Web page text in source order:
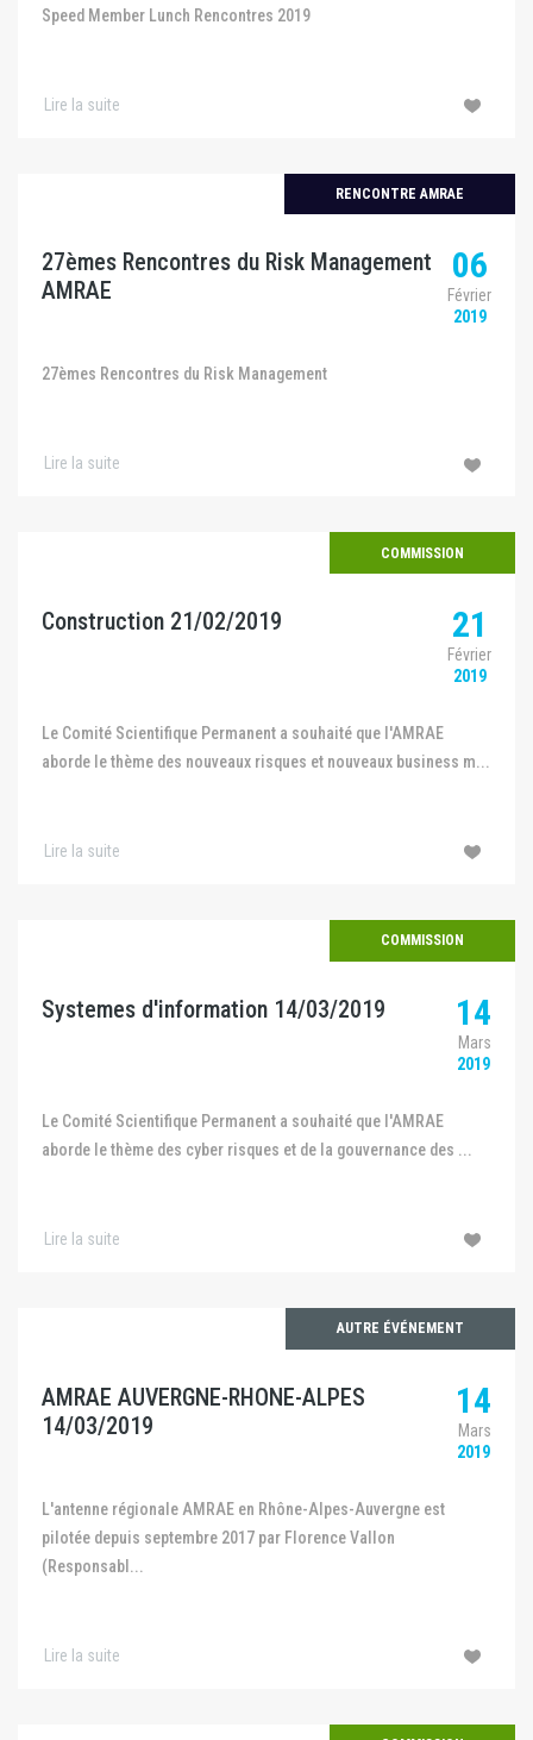
Speed Member Lunch Rencontres 2019
Lire la suite
RENCONTRE AMRAE
27èmes Rencontres du Risk Management
AMRAE
06
Février
2019
27èmes Rencontres du Risk Management
Lire la suite
COMMISSION
Construction 21/02/2019 21
Février
2019
Le Comité Scientifique Permanent a souhaité que l'AMRAE
aborde le thème des nouveaux risques et nouveaux business m...
Lire la suite
COMMISSION
Systemes d'information 14/03/2019 14
Mars
2019
Le Comité Scientifique Permanent a souhaité que l'AMRAE
aborde le thème des cyber risques et de la gouvernance des ...
Lire la suite
AUTRE ÉVÉNEMENT
AMRAE AUVERGNE-RHONE-ALPES
14/03/2019
14
Mars
2019
L'antenne régionale AMRAE en Rhône-Alpes-Auvergne est
pilotée depuis septembre 2017 par Florence Vallon
(Responsabl...
Lire la suite